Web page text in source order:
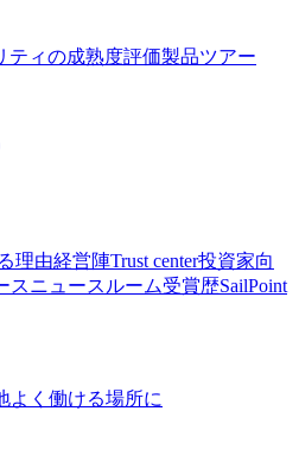
ティの成熟度評価製品ツアー
理由経営陣Trust center投資家向
スニュースルーム受賞歴SailPoint
よく働ける場所に